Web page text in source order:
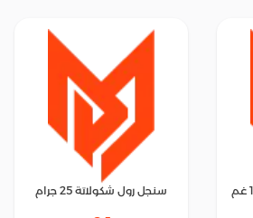
سنجل رول شكولاتة 25 جرام